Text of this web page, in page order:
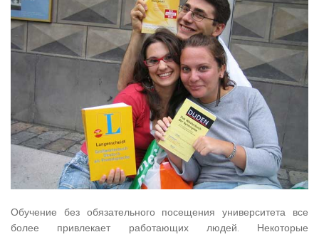
Обучение без обязательного посещения университета все
более привлекает работающих людей. Некоторые